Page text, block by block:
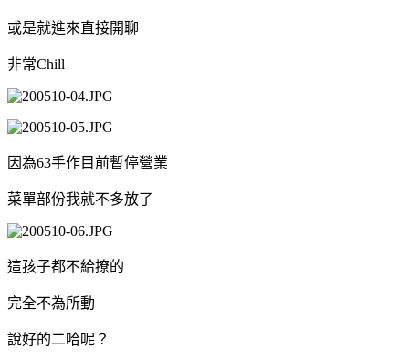
或是就進來直接開聊
非常Chill
因為63手作目前暫停營業
菜單部份我就不多放了
這孩子都不給撩的
完全不為所動
說好的二哈呢？